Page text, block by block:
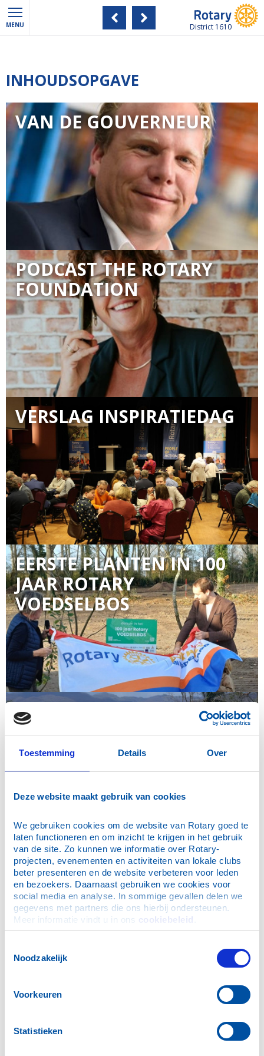
Toestemming Details Over
Deze website maakt gebruik van cookies
We gebruiken cookies om de website van Rotary goed te
laten functioneren en om inzicht te krijgen in het gebruik
van de site. Zo kunnen we informatie over Rotary-
projecten, evenementen en activiteiten van lokale clubs
beter presenteren en de website verbeteren voor leden
en bezoekers. Daarnaast gebruiken we cookies voor
social media en analyse. In sommige gevallen delen we
gegevens met partners die ons hierbij ondersteunen.
Meer informatie vindt u in ons cookiebeleid
Noodzakelijk
Voorkeuren
Statistieken
MENU District 1610
INHOUDSOPGAVE
VAN DE GOUVERNEUR
PODCAST THE ROTARY
FOUNDATION
VERSLAG INSPIRATIEDAG
EERSTE PLANTEN IN 100
JAAR ROTARY
VOEDSELBOS
HURRICANE MELISSA
PAUL HARRIS SOCIETY
PODCAST END POLIO
NOW